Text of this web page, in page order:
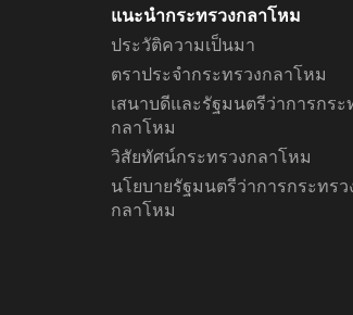
แนะนำกระทรวงกลาโหม
ประวัติความเป็นมา
ตราประจำกระทรวงกลาโหม
เสนาบดีและรัฐมนตรีว่าการกระ
กลาโหม
วิสัยทัศน์กระทรวงกลาโหม
นโยบายรัฐมนตรีว่าการกระทรว
กลาโหม